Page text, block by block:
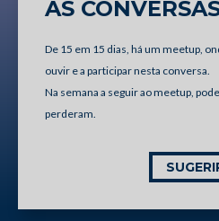
AS
De 15 em 15 dias, há um meetup,
ouvir e a participar nesta conversa.
Na semana a seguir ao meetup,
perderam.